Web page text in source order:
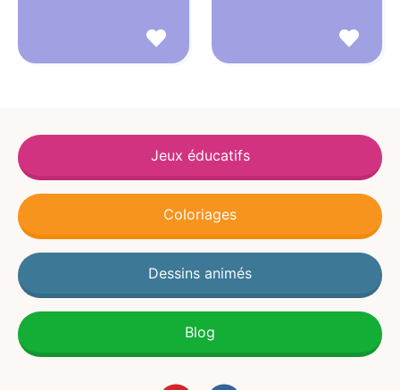
Jeux éducatifs
Coloriages
Dessins animés
Blog